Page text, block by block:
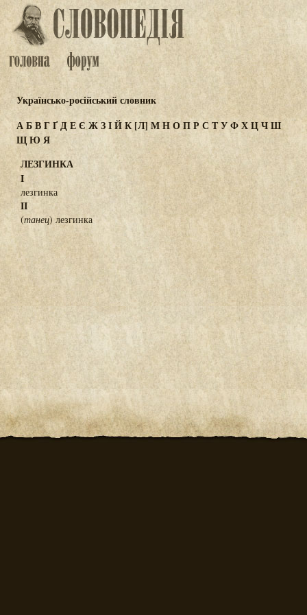
Українсько-російський словник
АБВГҐДЕЄ ЖЗІЙК [Л] МНОПР С ТУФХЦЧШ
ЩЮ Я
ЛЕЗГИНКА
I
лезгинка
II
(танец) лезгинка